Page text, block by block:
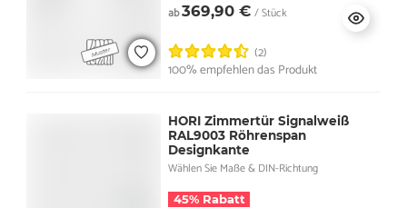
ab369,90 € / Stück
(2)
100% empfehlen das Produkt
HORI Zimmertür Signalweiß
RAL9003 Röhrenspan
Designkante
Wählen Sie Maße & DIN-Richtung
45% Rabatt